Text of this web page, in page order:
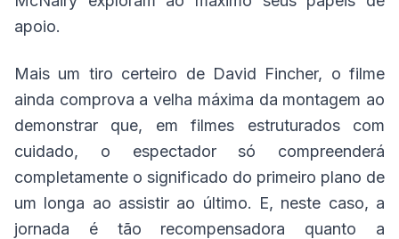
apoio.
Mais um tiro certeiro de David Fincher, o filme
ainda comprova a velha máxima da montagem ao
demonstrar que, em filmes estruturados com
cuidado, o espectador só compreenderá
completamente o significado do primeiro plano de
um longa ao assistir ao último. E, neste caso, a
jornada é tão recompensadora quanto a